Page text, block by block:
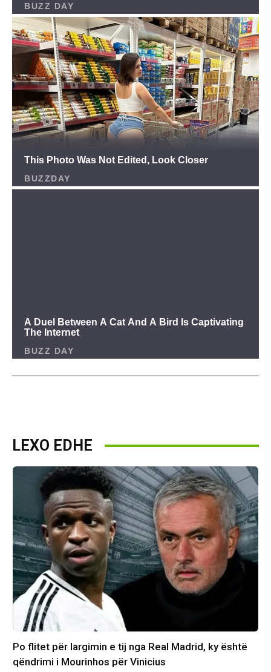
LEXO EDHE
Po flitet për largimin e tij nga Real Madrid, ky është
qëndrimi i Mourinhos për Vinicius